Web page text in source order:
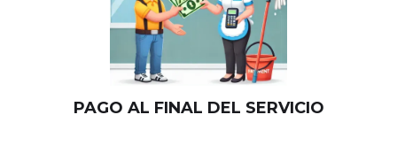
PAGO AL FINAL DEL SERVICIO